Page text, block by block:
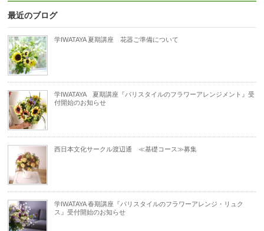
最近のブログ
学IWATAYA 夏期講座 花器ご準備について
学IWATAYA 夏期講座『パリスタイルのフラワーアレンジメント』受
付開始のお知らせ
西日本文化サークル渡辺通 ≪基礎コース≫募集
学IWATAYA 春期講座『パリスタイルのフラワーアレンジ・リュク
ス』受付開始のお知らせ